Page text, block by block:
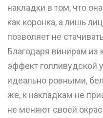
накладки в том, что
как коронка, а лишь
позволяет не
Благодаря винирам из
эффект голливудской
идеально ровными,
же, к накладкам не
не меняют своей